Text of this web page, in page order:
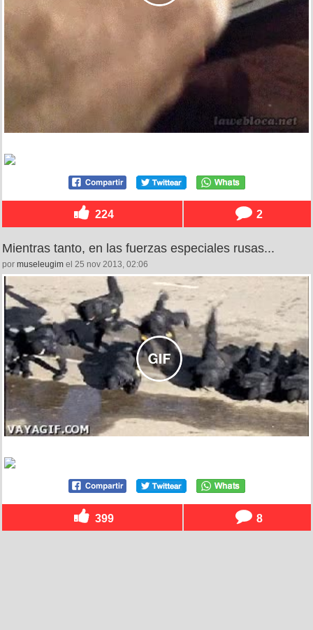
224 2
Mientras tanto, en las fuerzas especiales rusas...
por museleugim el 25 nov 2013, 02:06
399 8